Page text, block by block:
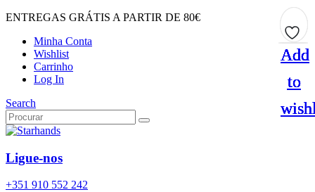
ENTREGAS GRÁTIS A PARTIR DE 80€
Minha Conta
Wishlist
Carrinho
Log In
Search
Ligue-nos
+351 910 552 242
Add
to
Add
to
Add
to
Add
to